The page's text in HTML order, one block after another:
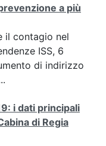
a più
il contagio nel
ISS, 6
di indirizzo
i dati principali
di Regia